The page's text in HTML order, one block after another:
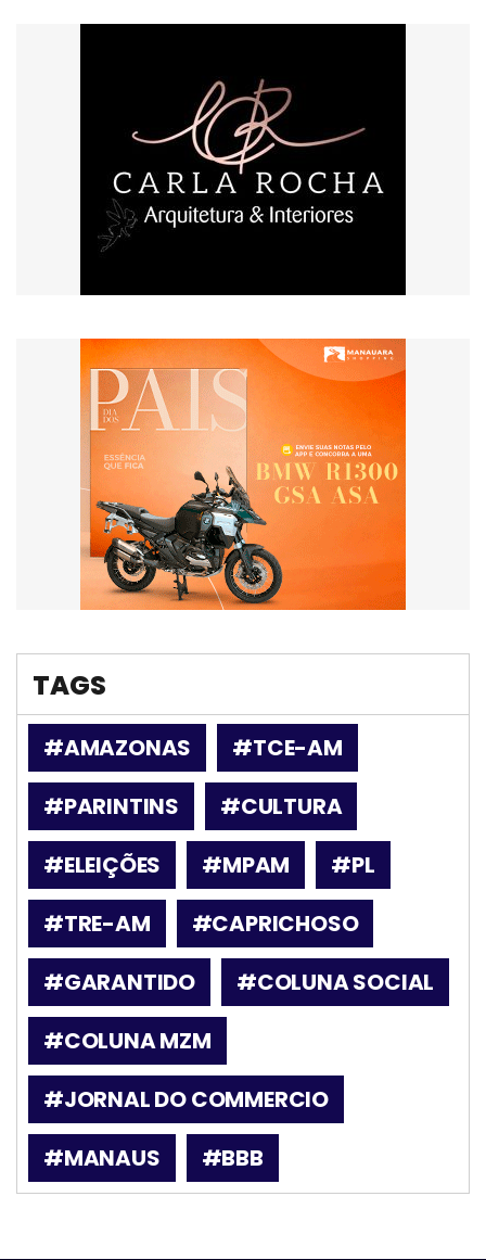
TAGS
#AMAZONAS
#TCE-AM
#PARINTINS
#CULTURA
#ELEIÇÕES
#MPAM
#PL
#TRE-AM
#CAPRICHOSO
#GARANTIDO
#COLUNA SOCIAL
#COLUNA MZM
#JORNAL DO COMMERCIO
#MANAUS
#BBB